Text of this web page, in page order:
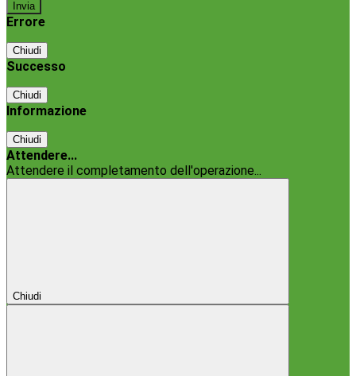
Errore
Chiudi
Successo
Chiudi
Informazione
Chiudi
Attendere...
Attendere il completamento dell'operazione...
Chiudi